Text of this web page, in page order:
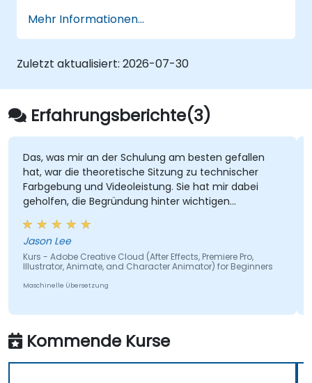
Sich mit Alternativen zu Adobe Creative
Cloud vertraut machen.
Die neuesten Design-Trends
Mehr Informationen...
Zuletzt aktualisiert: 2026-07-30
Erfahrungsberichte(3)
Das, was mir an der Schulung am besten gefallen
hat, war die theoretische Sitzung zu technischer
Farbgebung und Videoleistung. Sie hat mir dabei
geholfen, die Begründung hinter wichtigen
Produktionsentscheidungen klar zu verstehen, etwa
warum für verschiedene Arten von Videos
bestimmte Frame-Raten gewählt werden und wie
sich bestimmte Farbräume auf die visuelle Qualität
und Leistung auswirken. Diese theoretische
Grundlage hat die technischen Konzepte
Szenarien anwendbar gemacht.
Jason Lee
Kurs - Adobe Creative Cloud (After Effects, Premiere Pro,
Illustrator, Animate, and Character Animator) for Beginners
Maschinelle Übersetzung
Kommende Kurse